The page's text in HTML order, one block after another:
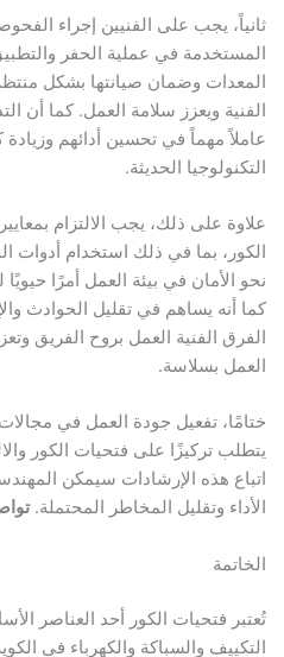
يجب على الفنيين إجراء الفحوصات
في عملية الحفر والتطبيق. إن
وضمان صيانتها بشكل منتظم
ويعزز سلامة العمل. كما أن التدريب
مهماً في تحسين أدائهم وزيادة
الحديثة.
على ذلك، يجب الالتزام بمعايير
بما في ذلك استخدام أدوات الحماية
في بيئة العمل أمرًا حيويًا لحماية
يساهم في تقليل الحوادث
الفنية العمل بروح الفريق وتعزيز
بسلاسة.
تفعيل جودة العمل في مجالات
تركيزًا على فتحيات الكور والالتزام
هذه الإرشادات سيمكن المهندسين
وتقليل المخاطر المحتملة.تواصل
فتحيات الكور أحد العناصر
والسباكة والكهرباء في الكويت.